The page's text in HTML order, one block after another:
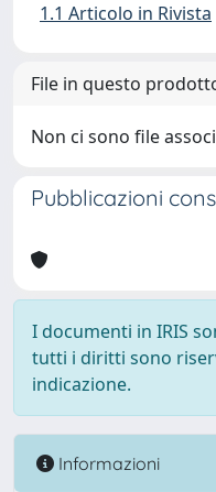
1.1 Articolo in Rivista
File in questo
Non ci sono file
Pubblicazioni
I documenti in IRIS
tutti i diritti sono
indicazione.
Informazioni